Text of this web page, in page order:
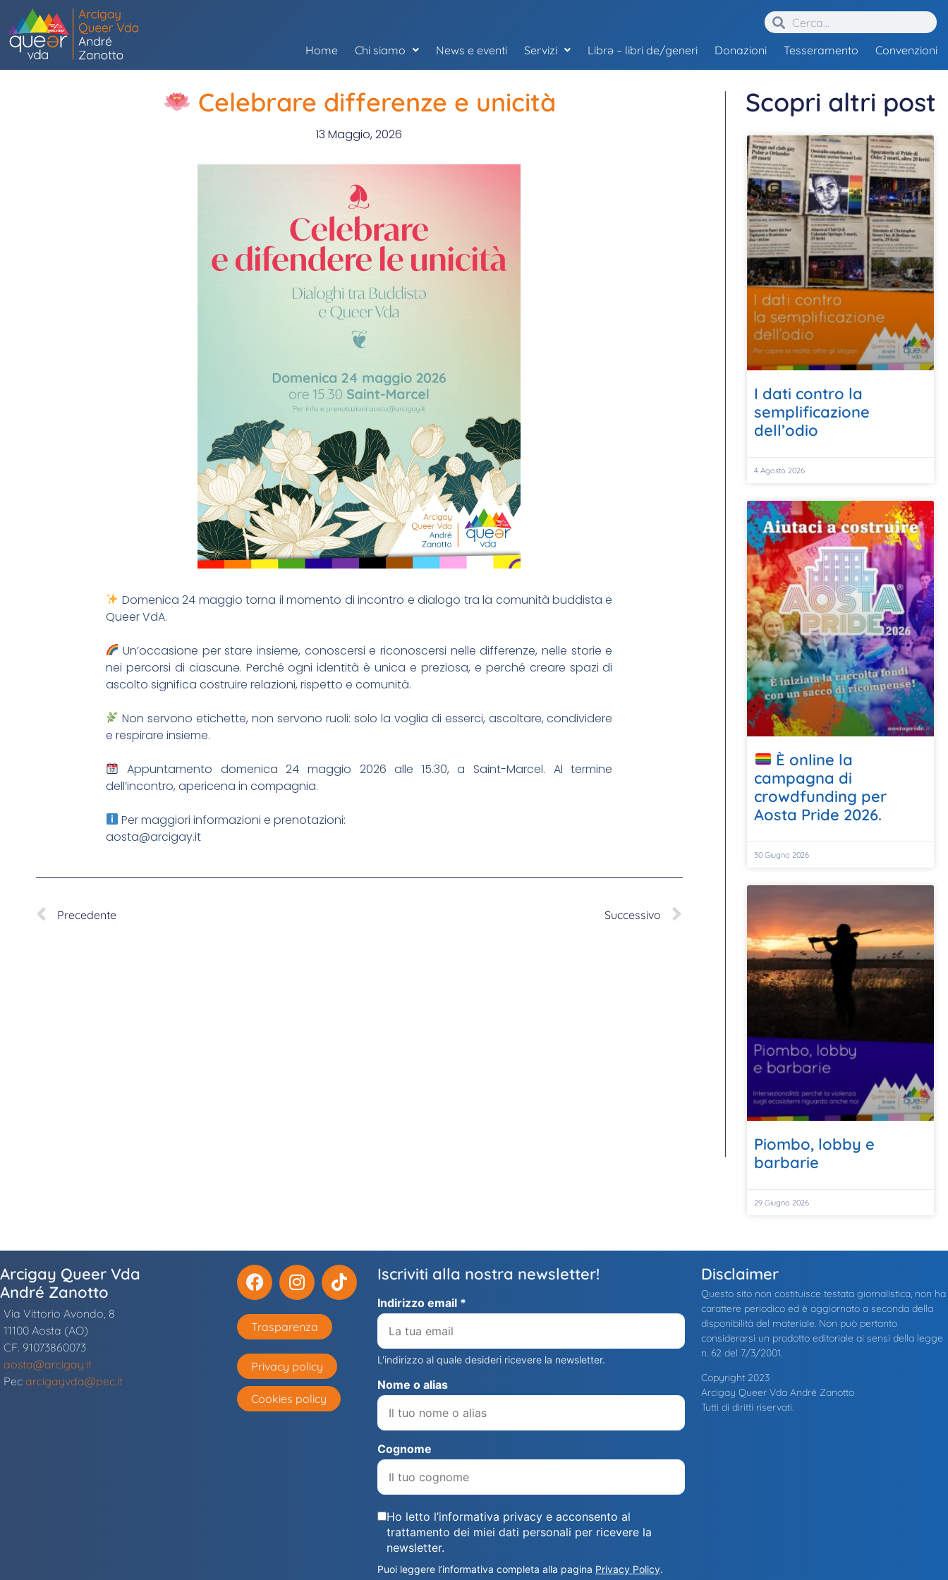
Home Chi siamo News e eventi Servizi Librə – libri de/generi Donazioni Tesseramento Convenzioni
Celebrare differenze e unicità
13 Maggio, 2026
Domenica 24 maggio torna il momento di incontro e dialogo tra la comunità buddista e
Queer VdA.
Un’occasione per stare insieme, conoscersi e riconoscersi nelle differenze, nelle storie e
nei percorsi di ciascunə. Perché ogni identità è unica e preziosa, e perché creare spazi di
ascolto significa costruire relazioni, rispetto e comunità.
Non servono etichette, non servono ruoli: solo la voglia di esserci, ascoltare, condividere
e respirare insieme.
Appuntamento domenica 24 maggio 2026 alle 15.30, a Saint-Marcel. Al termine
dell’incontro, apericena in compagnia.
Per maggiori informazioni e prenotazioni:
aosta@arcigay.it
Precedente Successivo
Scopri altri post
I dati contro la
semplificazione
dell’odio
4 Agosto 2026
È online la
campagna di
crowdfunding per
Aosta Pride 2026.
30 Giugno 2026
Piombo, lobby e
barbarie
29 Giugno 2026
Arcigay Queer Vda
André Zanotto
Via Vittorio Avondo, 8
11100 Aosta (AO)
CF. 91073860073
aosta@arcigay.it
Pec arcigayvda@pec.it
Trasparenza
Privacy policy
Cookies policy
Iscriviti alla nostra newsletter!
Indirizzo email *
L'indirizzo al quale desideri ricevere la newsletter.
Nome o alias
Cognome
Ho letto l’informativa privacy e acconsento al
trattamento dei miei dati personali per ricevere la
newsletter.
Puoi leggere l’informativa completa alla pagina Privacy Policy.
Disclaimer
Questo sito non costituisce testata giornalistica, non ha
carattere periodico ed è aggiornato a seconda della
disponibilità del materiale. Non può pertanto
considerarsi un prodotto editoriale ai sensi della legge
n. 62 del 7/3/2001.
Copyright 2023
Arcigay Queer Vda André Zanotto
Tutti di diritti riservati.